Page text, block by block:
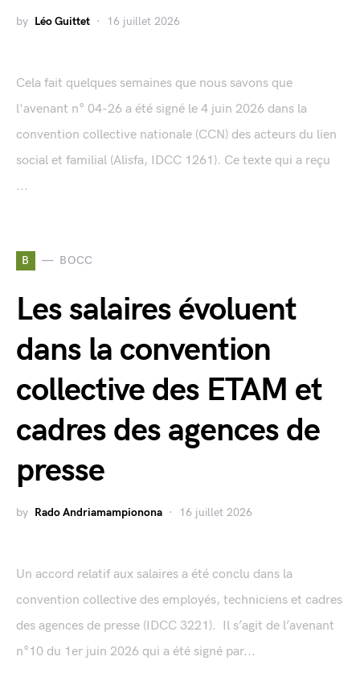
by Léo Guittet 16 juillet 2026
Cela fait quelques semaines que nous savons que
l'avenant n° 04-26 a été signé le 4 juin 2026 dans la
convention collective nationale (CCN) des acteurs du lien
social et familial (Alisfa, IDCC 1261). Ce texte qui a reçu
...
B BOCC
Les salaires évoluent
dans la convention
collective des ETAM et
cadres des agences de
presse
by Rado Andriamampionona 16 juillet 2026
Un accord relatif aux salaires a été conclu dans la
convention collective des employés, techniciens et cadres
des agences de presse (IDCC 3221). Il s’agit de l’avenant
n°10 du 1er juin 2026 qui a été signé par...